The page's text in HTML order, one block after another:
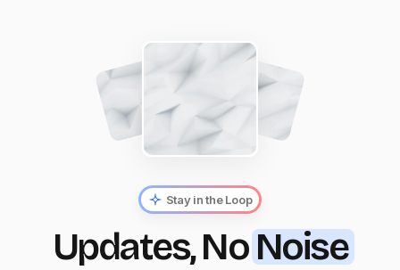
Stay in the Loop
Updates, NoNoise